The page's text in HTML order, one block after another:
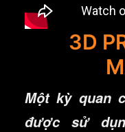
LIÊN HỆ
EN
3D
Một kỳ quan
được sử